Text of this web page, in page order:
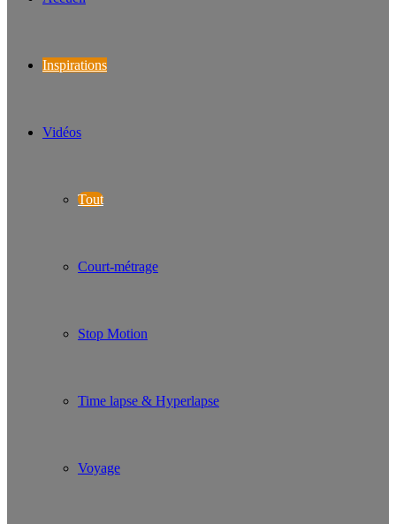
Inspirations
Vidéos
Tout
Court-métrage
Stop Motion
Time lapse & Hyperlapse
Voyage